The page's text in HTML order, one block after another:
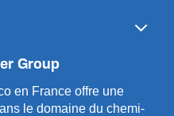
Group
en France offre une
le domaine du chemi­